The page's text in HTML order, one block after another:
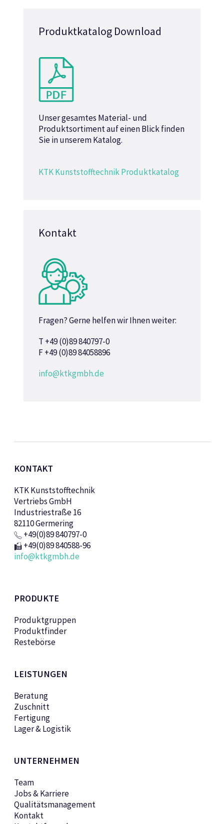
Produktkatalog Download
Unser gesamtes Material- und
Produktsortiment auf einen Blick finden
Sie in unserem Katalog.
KTK Kunststofftechnik Produktkatalog
Kontakt
Fragen? Gerne helfen wir Ihnen weiter:
T +49 (0)89 840797-0
F +49 (0)89 84058896
info@ktkgmbh.de
KONTAKT
KTK Kunststofftechnik
Vertriebs GmbH
Industriestraße 16
82110 Germering
+49(0)89 840797-0
+49(0)89 840588-96
info@ktkgmbh.de
PRODUKTE
Produktgruppen
Produktfinder
Restebörse
LEISTUNGEN
Beratung
Zuschnitt
Fertigung
Lager & Logistik
UNTERNEHMEN
Team
Jobs & Karriere
Qualitätsmanagement
Kontakt